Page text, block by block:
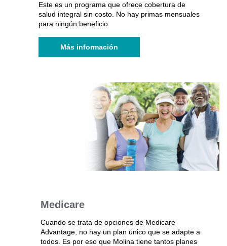
Este es un programa que ofrece cobertura de
salud integral sin costo. No hay primas mensuales
para ningún beneficio.
Más información
Medicare
Cuando se trata de opciones de Medicare
Advantage, no hay un plan único que se adapte a
todos. Es por eso que Molina tiene tantos planes